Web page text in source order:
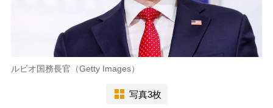
ルビオ国務長官（Getty Images）
写真3枚